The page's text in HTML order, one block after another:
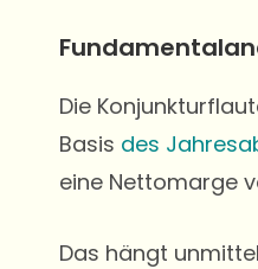
Die
Basis des
eine Nettomarge
Das hängt